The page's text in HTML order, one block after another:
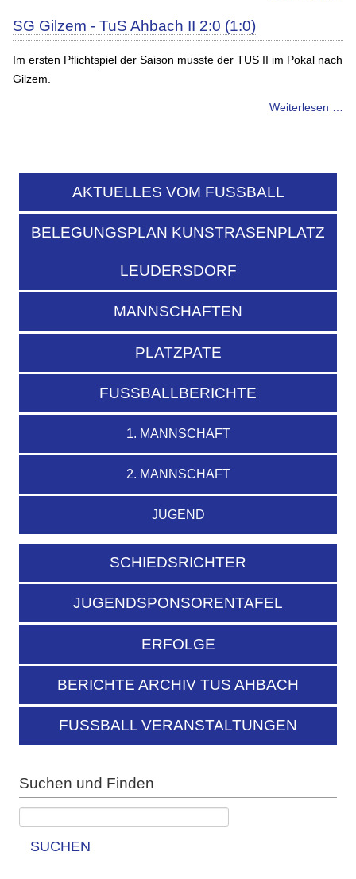
SG Gilzem - TuS Ahbach II 2:0 (1:0)
Im ersten Pflichtspiel der Saison musste der TUS II im Pokal nach
Gilzem.
Weiterlesen …
AKTUELLES VOM FUSSBALL
BELEGUNGSPLAN KUNSTRASENPLATZ
LEUDERSDORF
MANNSCHAFTEN
PLATZPATE
FUSSBALLBERICHTE
1. MANNSCHAFT
2. MANNSCHAFT
JUGEND
SCHIEDSRICHTER
JUGENDSPONSORENTAFEL
ERFOLGE
BERICHTE ARCHIV TUS AHBACH
FUSSBALL VERANSTALTUNGEN
Suchen und Finden
SUCHEN